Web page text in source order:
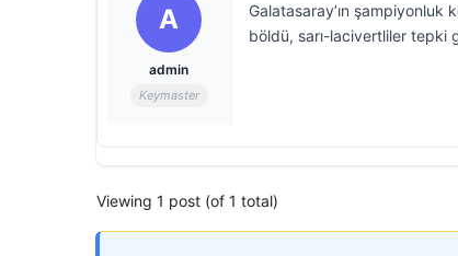
A
admin
Keymaster
Galatasaray’ın şampiyonluk
böldü, sarı-lacivertliler tepki
Viewing 1 post (of 1 total)